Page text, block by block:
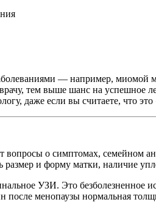
— например, миомой
тем выше шанс на
даже если вы считаете, что
вопросы о симптомах, семейном
размер и форму матки, наличие
УЗИ. Это безболезненное
менопаузы нормальная